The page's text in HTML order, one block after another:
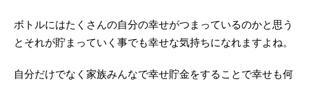
ボトルにはたくさんの自分の幸せがつまっているのかと思う
とそれが貯まっていく事でも幸せな気持ちになれますよね。
自分だけでなく家族みんなで幸せ貯金をすることで幸せも何